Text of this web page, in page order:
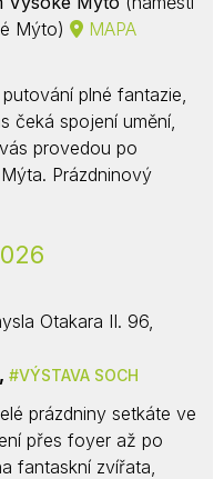
Mýto)
MAPA
plné fantazie,
čeká spojení umění,
provedou po
Prázdninový
Otakara II. 96,
, VÝSTAVA SOCH
prázdniny setkáte ve
přes foyer až po
fantaskní zvířata,